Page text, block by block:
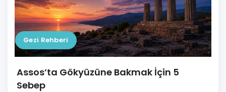
Gezi Rehberi
Assos’ta Gökyüzüne Bakmak İçin 5
Sebep